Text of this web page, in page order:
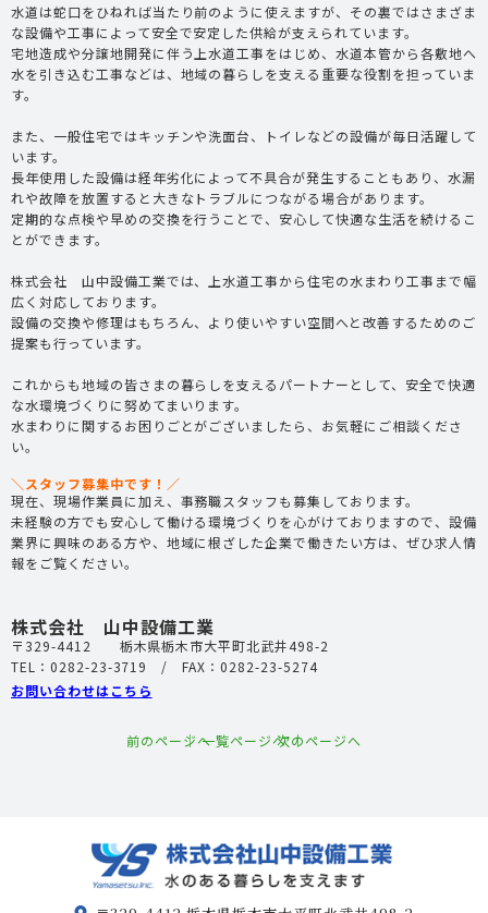
水道は蛇口をひねれば当たり前のように使えますが、その裏ではさまざま
な設備や工事によって安全で安定した供給が支えられています。
宅地造成や分譲地開発に伴う上水道工事をはじめ、水道本管から各敷地へ
水を引き込む工事などは、地域の暮らしを支える重要な役割を担っていま
す。
また、一般住宅ではキッチンや洗面台、トイレなどの設備が毎日活躍して
います。
長年使用した設備は経年劣化によって不具合が発生することもあり、水漏
れや故障を放置すると大きなトラブルにつながる場合があります。
定期的な点検や早めの交換を行うことで、安心して快適な生活を続けるこ
とができます。
株式会社 山中設備工業では、上水道工事から住宅の水まわり工事まで幅
広く対応しております。
設備の交換や修理はもちろん、より使いやすい空間へと改善するためのご
提案も行っています。
これからも地域の皆さまの暮らしを支えるパートナーとして、安全で快適
な水環境づくりに努めてまいります。
水まわりに関するお困りごとがございましたら、お気軽にご相談くださ
い。
＼スタッフ募集中です！／
現在、現場作業員に加え、事務職スタッフも募集しております。
未経験の方でも安心して働ける環境づくりを心がけておりますので、設備
業界に興味のある方や、地域に根ざした企業で働きたい方は、ぜひ求人情
報をご覧ください。
株式会社 山中設備工業
〒329-4412 栃木県栃木市大平町北武井498-2
TEL：0282-23-3719 / FAX：0282-23-5274
お問い合わせはこちら
前のページへ│ 一覧ページへ │次のページへ